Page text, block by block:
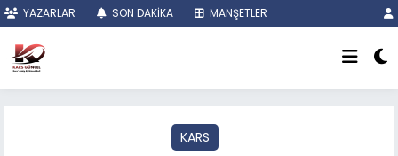
YAZARLAR SON DAKİKA MANŞETLER
KARS